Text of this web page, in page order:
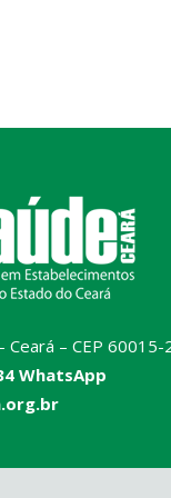
– CEP 60015-
WhatsApp